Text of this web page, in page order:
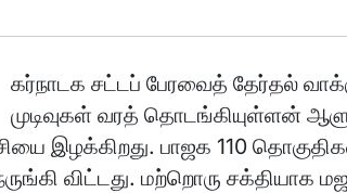
கர்நாடக சட்டப் பேரவைத் தேர்தல்
முடிவுகள் வரத் தொடங்கியுள்ளன்
இழக்கிறது. பாஜக 110
விட்டது. மற்றொரு சக்தியாக